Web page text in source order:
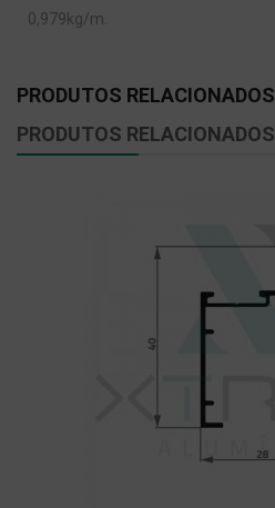
0,979kg/m.
PRODUTOS RELACIONADOS
PRODUTOS RELACIONADOS